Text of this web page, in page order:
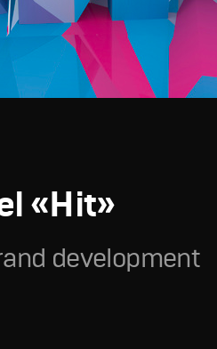
«Hit»
development